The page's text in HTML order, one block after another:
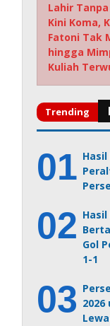
Lahir
Kini Koma,
Fatoni Tak
hingga
Kuliah
Hasil
Hasil
Gol
1-1